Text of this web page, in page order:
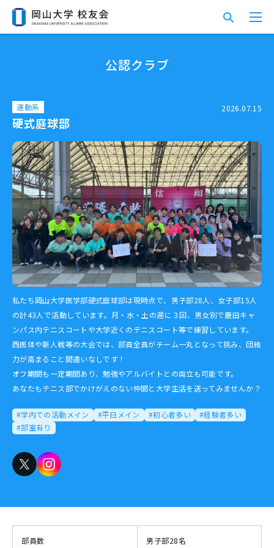
公認クラブ
運動系 2026.07.15
硬式庭球部
私たち岡山大学医学部硬式庭球部は現時点で、男子部28人、女子部15人
の計43人で活動しています。月・水・土の週に３回、男女別で鹿田キャ
ンパス内テニスコートや大学近くのテニスコート等で練習しています。
西医体や新人戦等の大会では、部員全員がチーム一丸となって挑み、団結
力が高まること間違いなしです！
オフ期間も一定期間あり、勉強やアルバイトとの両立も可能です。
あなたもテニス部でかけがえのない仲間と大学生活を送ってみませんか？
#学内での活動メイン #平日メイン #初心者多い
#経験者多い
#部室有り
部員数 男子部28名